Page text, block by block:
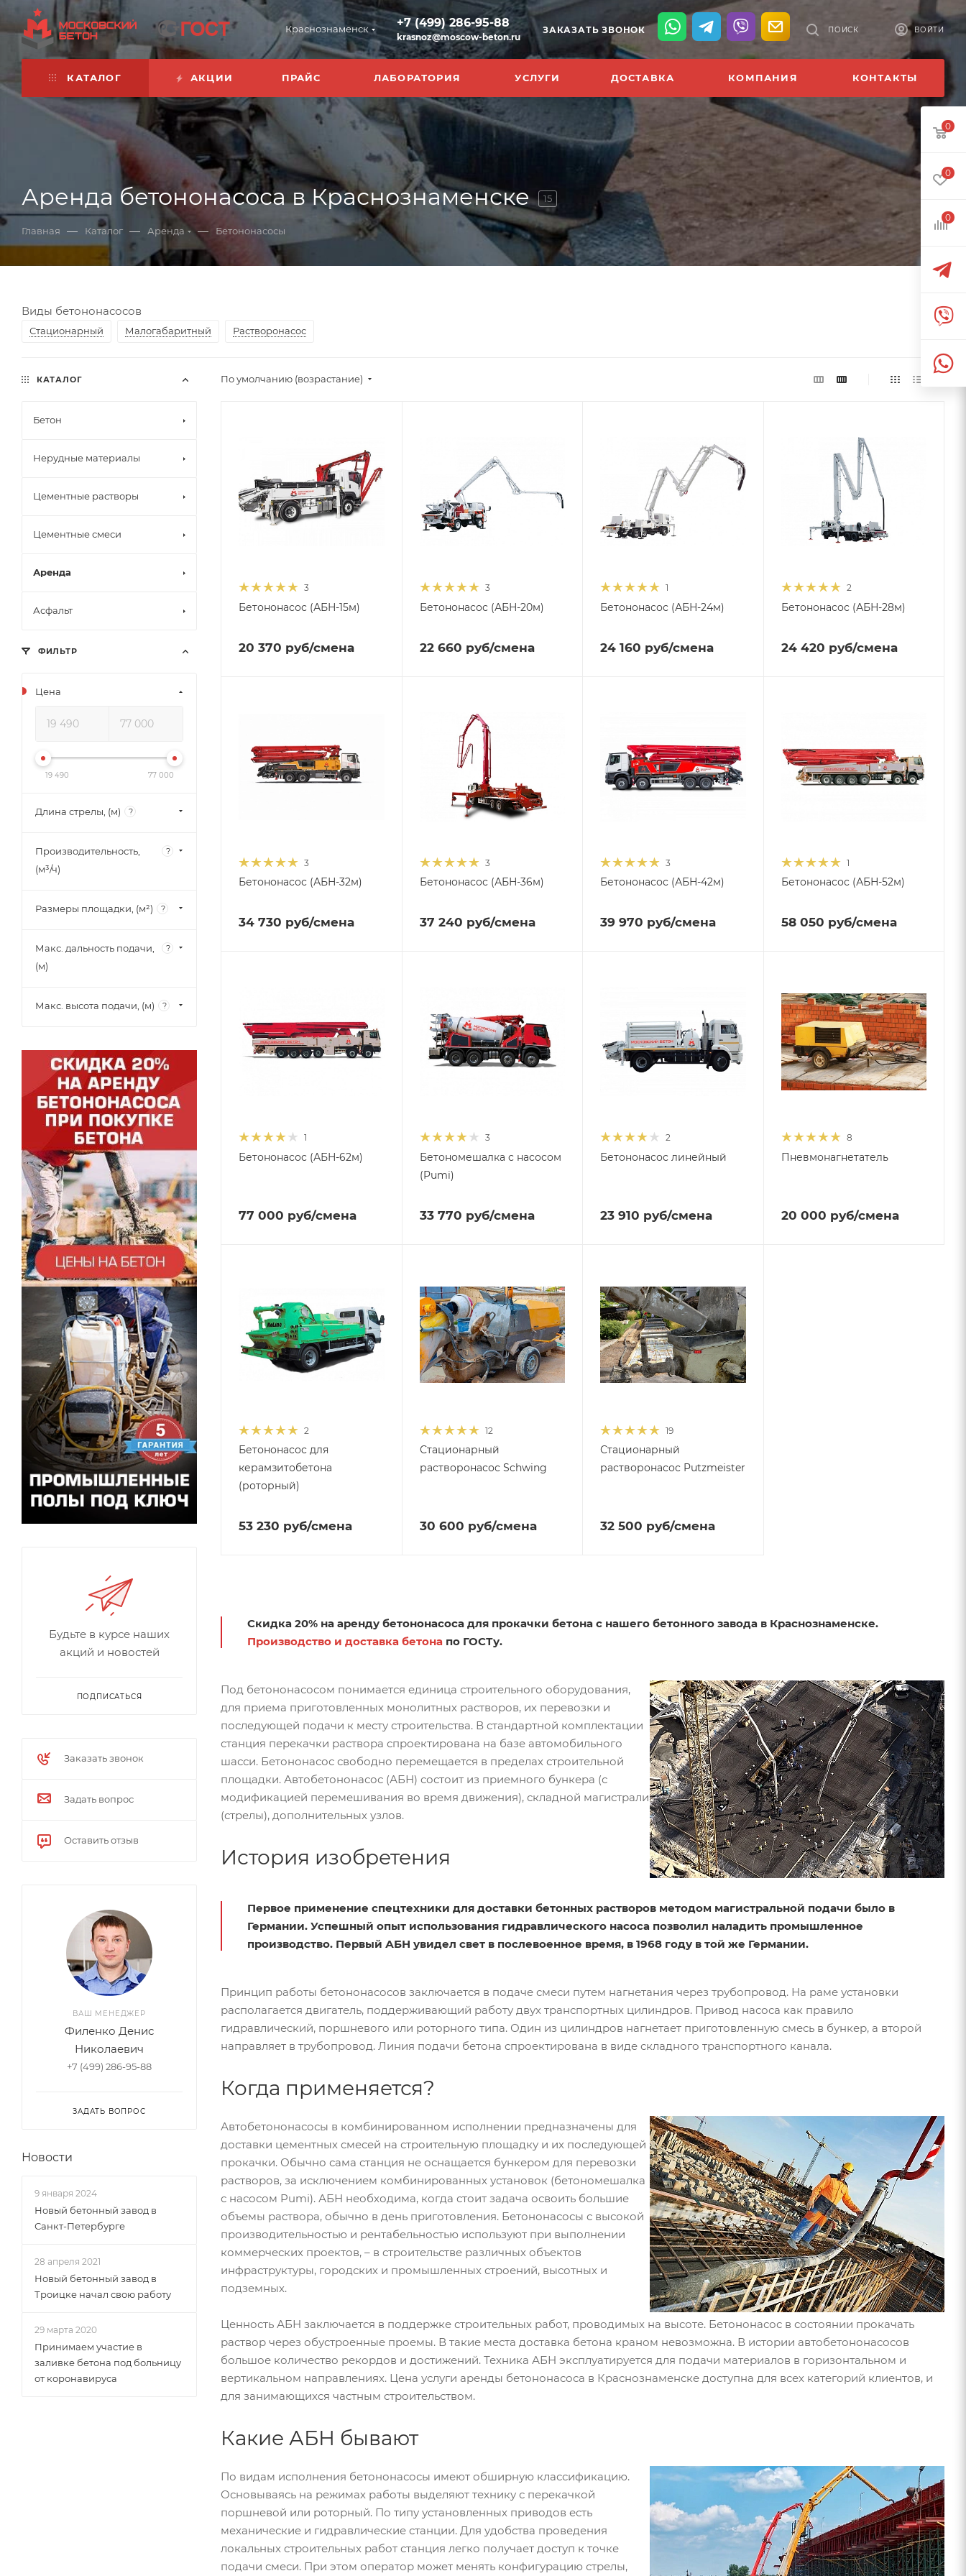
Краснознаменск +7 (499) 286-95-88
krasnoz@moscow-beton.ru
ЗАКАЗАТЬ ЗВОНОК ВОЙТИ
ПОИСК
КАТАЛОГ АКЦИИ ПРАЙС ЛАБОРАТОРИЯ УСЛУГИ ДОСТАВКА КОМПАНИЯ КОНТАКТЫ
Аренда бетононасоса в Краснознаменске 15
Главная — Каталог — Аренда — Бетононасосы
Виды бетононасосов
Стационарный Малогабаритный Растворонасос
По умолчанию (возрастание)
3
Бетононасос (АБН-15м)
20 370 руб/смена
3
Бетононасос (АБН-20м)
22 660 руб/смена
1
Бетононасос (АБН-24м)
24 160 руб/смена
2
Бетононасос (АБН-28м)
24 420 руб/смена
3
Бетононасос (АБН-32м)
34 730 руб/смена
3
Бетононасос (АБН-36м)
37 240 руб/смена
3
Бетононасос (АБН-42м)
39 970 руб/смена
1
Бетононасос (АБН-52м)
58 050 руб/смена
1
Бетононасос (АБН-62м)
77 000 руб/смена
3
Бетономешалка с насосом
(Pumi)
33 770 руб/смена
2
Бетононасос линейный
23 910 руб/смена
8
Пневмонагнетатель
20 000 руб/смена
2
Бетононасос для
керамзитобетона
(роторный)
53 230 руб/смена
12
Стационарный
растворонасос Schwing
30 600 руб/смена
19
Стационарный
растворонасос Putzmeister
32 500 руб/смена
Скидка 20% на аренду бетононасоса для прокачки бетона с нашего бетонного завода в Краснознаменске.
Производство и доставка бетона по ГОСТу.
Под бетононасосом понимается единица строительного оборудования,
для приема приготовленных монолитных растворов, их перевозки и
последующей подачи к месту строительства. В стандартной комплектации
станция перекачки раствора спроектирована на базе автомобильного
шасси. Бетононасос свободно перемещается в пределах строительной
площадки. Автобетононасос (АБН) состоит из приемного бункера (с
модификацией перемешивания во время движения), складной магистрали
(стрелы), дополнительных узлов.
История изобретения
Первое применение спецтехники для доставки бетонных растворов методом магистральной подачи было в
Германии. Успешный опыт использования гидравлического насоса позволил наладить промышленное
производство. Первый АБН увидел свет в послевоенное время, в 1968 году в той же Германии.
Принцип работы бетононасосов заключается в подаче смеси путем нагнетания через трубопровод. На раме установки
располагается двигатель, поддерживающий работу двух транспортных цилиндров. Привод насоса как правило
гидравлический, поршневого или роторного типа. Один из цилиндров нагнетает приготовленную смесь в бункер, а второй
направляет в трубопровод. Линия подачи бетона спроектирована в виде складного транспортного канала.
Когда применяется?
Автобетононасосы в комбинированном исполнении предназначены для
доставки цементных смесей на строительную площадку и их последующей
прокачки. Обычно сама станция не оснащается бункером для перевозки
растворов, за исключением комбинированных установок (бетономешалка
с насосом Pumi). АБН необходима, когда стоит задача освоить большие
объемы раствора, обычно в день приготовления. Бетононасосы с высокой
производительностью и рентабельностью используют при выполнении
коммерческих проектов, – в строительстве различных объектов
инфраструктуры, городских и промышленных строений, высотных и
подземных.
Ценность АБН заключается в поддержке строительных работ, проводимых на высоте. Бетононасос в состоянии прокачать
раствор через обустроенные проемы. В такие места доставка бетона краном невозможна. В истории автобетононасосов
большое количество рекордов и достижений. Техника АБН эксплуатируется для подачи материалов в горизонтальном и
вертикальном направлениях. Цена услуги аренды бетононасоса в Краснознаменске доступна для всех категорий клиентов, и
для занимающихся частным строительством.
Какие АБН бывают
По видам исполнения бетононасосы имеют обширную классификацию.
Основываясь на режимах работы выделяют технику с перекачкой
поршневой или роторный. По типу установленных приводов есть
механические и гидравлические станции. Для удобства проведения
локальных строительных работ станция легко получает доступ к точке
подачи смеси. При этом оператор может менять конфигурацию стрелы,
КАТАЛОГ
Бетон
Нерудные материалы
Цементные растворы
Цементные смеси
Аренда
Асфальт
ФИЛЬТР
Цена
19 490 77 000
Длина стрелы, (м) ?
Производительность,
(м³/ч)
?
Размеры площадки, (м²) ?
Макс. дальность подачи,
(м)
?
Макс. высота подачи, (м) ?
Будьте в курсе наших
акций и новостей
ПОДПИСАТЬСЯ
Заказать звонок
Задать вопрос
Оставить отзыв
ВАШ МЕНЕДЖЕР
Филенко Денис
Николаевич
+7 (499) 286-95-88
ЗАДАТЬ ВОПРОС
Новости
9 января 2024
Новый бетонный завод в
Санкт-Петербурге
28 апреля 2021
Новый бетонный завод в
Троицке начал свою работу
29 марта 2020
Принимаем участие в
заливке бетона под больницу
от коронавируса
0
0
0